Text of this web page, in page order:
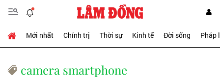
Mới nhất Chính trị Thời sự Kinh tế Đời sống Pháp
camera smartphone